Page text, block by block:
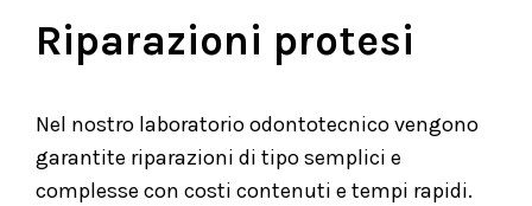
Riparazioni protesi
Nel nostro laboratorio odontotecnico vengono
garantite riparazioni di tipo semplici e
complesse con costi contenuti e tempi rapidi.